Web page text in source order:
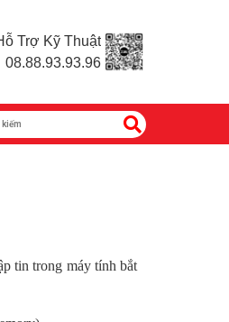
Trợ Kỹ Thuật
08.88.93.93.96
tin trong máy tính bắt